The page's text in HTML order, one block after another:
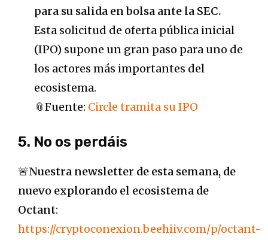
para su salida en bolsa ante la SEC.
Esta solicitud de oferta pública inicial
(IPO) supone un gran paso para uno de
los actores más importantes del
ecosistema.
📎Fuente: Circle tramita su IPO
5. No os perdáis
🚨Nuestra newsletter de esta semana, de
nuevo explorando el ecosistema de
Octant:
https://cryptoconexion.beehiiv.com/p/octant-